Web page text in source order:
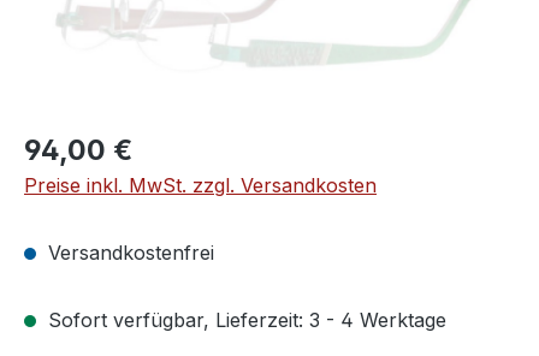
Regulärer Preis:
94,00 €
Preise inkl. MwSt. zzgl. Versandkosten
Versandkostenfrei
Sofort verfügbar, Lieferzeit: 3 - 4 Werktage